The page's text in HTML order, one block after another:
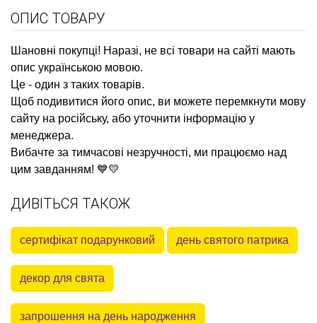
ОПИС ТОВАРУ
Шановні покупці! Наразі, не всі товари на сайті мають
опис українською мовою.
Це - один з таких товарів.
Щоб подивитися його опис, ви можете перемкнути мову
сайту на російську, або уточнити інформацію у
менеджера.
Вибачте за тимчасові незручності, ми працюємо над
цим завданням! 💙💛
ДИВІТЬСЯ ТАКОЖ
сертифікат подарунковий день святого патрика
декор для свята
запрошення на день народження